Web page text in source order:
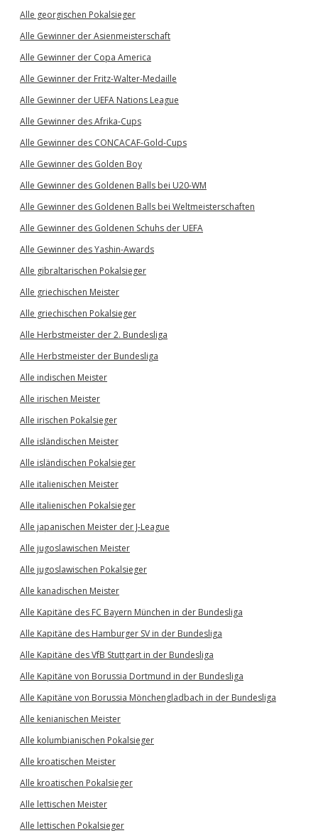
Alle georgischen Pokalsieger
Alle Gewinner der Asienmeisterschaft
Alle Gewinner der Copa America
Alle Gewinner der Fritz-Walter-Medaille
Alle Gewinner der UEFA Nations League
Alle Gewinner des Afrika-Cups
Alle Gewinner des CONCACAF-Gold-Cups
Alle Gewinner des Golden Boy
Alle Gewinner des Goldenen Balls bei U20-WM
Alle Gewinner des Goldenen Balls bei Weltmeisterschaften
Alle Gewinner des Goldenen Schuhs der UEFA
Alle Gewinner des Yashin-Awards
Alle gibraltarischen Pokalsieger
Alle griechischen Meister
Alle griechischen Pokalsieger
Alle Herbstmeister der 2. Bundesliga
Alle Herbstmeister der Bundesliga
Alle indischen Meister
Alle irischen Meister
Alle irischen Pokalsieger
Alle isländischen Meister
Alle isländischen Pokalsieger
Alle italienischen Meister
Alle italienischen Pokalsieger
Alle japanischen Meister der J-League
Alle jugoslawischen Meister
Alle jugoslawischen Pokalsieger
Alle kanadischen Meister
Alle Kapitäne des FC Bayern München in der Bundesliga
Alle Kapitäne des Hamburger SV in der Bundesliga
Alle Kapitäne des VfB Stuttgart in der Bundesliga
Alle Kapitäne von Borussia Dortmund in der Bundesliga
Alle Kapitäne von Borussia Mönchengladbach in der Bundesliga
Alle kenianischen Meister
Alle kolumbianischen Pokalsieger
Alle kroatischen Meister
Alle kroatischen Pokalsieger
Alle lettischen Meister
Alle lettischen Pokalsieger